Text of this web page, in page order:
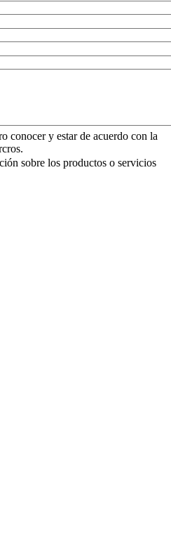
conocer y estar de acuerdo con la
sobre los productos o servicios